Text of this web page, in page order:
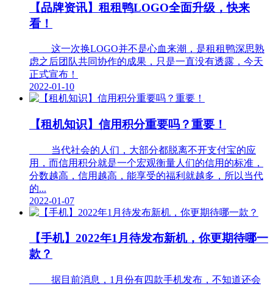
【品牌资讯】租租鸭LOGO全面升级，快来
看！
这一次换LOGO并不是心血来潮，是租租鸭深思熟
虑之后团队共同协作的成果，只是一直没有透露，今天
正式宣布！
2022-01-10
【租机知识】信用积分重要吗？重要！
当代社会的人们，大部分都脱离不开支付宝的应
用，而信用积分就是一个宏观衡量人们的信用的标准，
分数越高，信用越高，能享受的福利就越多，所以当代
的...
2022-01-07
【手机】2022年1月待发布新机，你更期待哪一
款？
据目前消息，1月份有四款手机发布，不知道还会